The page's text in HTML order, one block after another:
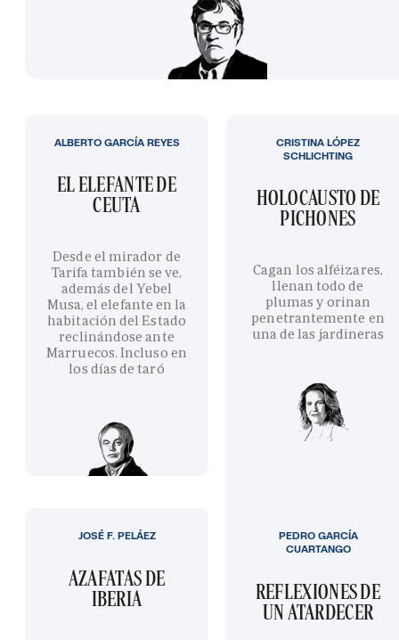
EL ELEFANTE DE
CEUTA
Desde el mirador de
Tarifa también se ve,
además del Yebel
Musa, el elefante en la
habitación del Estado
reclinándose ante
Marruecos. Incluso en
los días de taró
ALBERTO GARCÍA REYES
HOLOCAUSTO DE
PICHONES
Cagan los alféizares,
llenan todo de
plumas y orinan
penetrantemente en
una de las jardineras
CRISTINA LÓPEZ
SCHLICHTING
AZAFATAS DE
IBERIA
JOSÉ F. PELÁEZ
REFLEXIONES DE
UN ATARDECER
PEDRO GARCÍA
CUARTANGO